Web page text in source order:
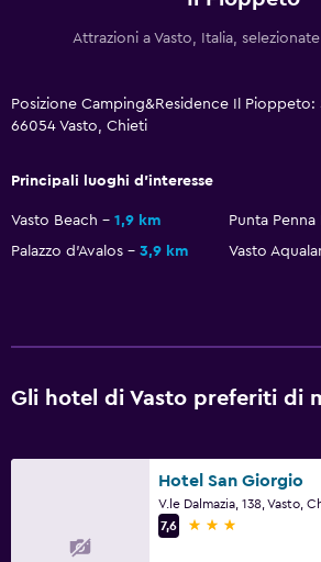
Attrazioni a Vasto, Italia,
Posizione Camping&Residence Il Pioppeto:
66054 Vasto, Chieti
Principali luoghi d'interesse
Vasto Beach 1,9 km Punta Penna
Palazzo d'Avalos
3,9 km Vasto
Gli hotel di Vasto preferiti di
Hotel San Giorgio
V.le Dalmazia, 138, Vasto,
7,6
3 stelle